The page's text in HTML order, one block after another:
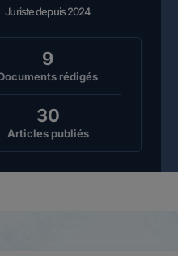
Juriste depuis 2024
9
rédigés
30
Articles publiés